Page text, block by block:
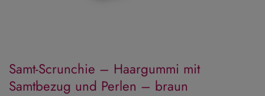
Samt-Scrunchie – Haargummi mit
Samtbezug und Perlen – braun